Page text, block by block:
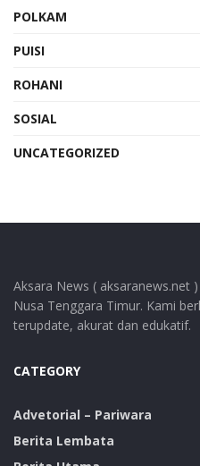
POLKAM
PUISI
ROHANI
SOSIAL
UNCATEGORIZED
Aksara News ( aksaranews.net
Nusa Tenggara Timur. Kami
terupdate, akurat dan edukatif.
CATEGORY
Advetorial – Pariwara
Berita Lembata